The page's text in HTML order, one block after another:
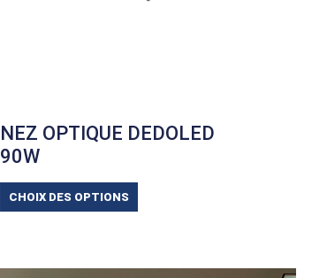
NEZ OPTIQUE DEDOLED
90W
CHOIX DES OPTIONS